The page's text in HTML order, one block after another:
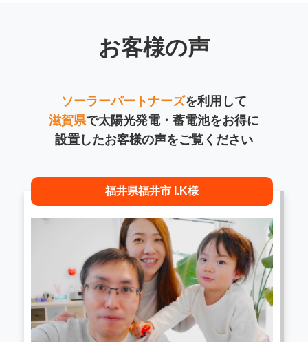
お客様の声
ソーラーパートナーズを利用して
滋賀県で太陽光発電・蓄電池をお得に
設置したお客様の声をご覧ください
福井県福井市 I.K様